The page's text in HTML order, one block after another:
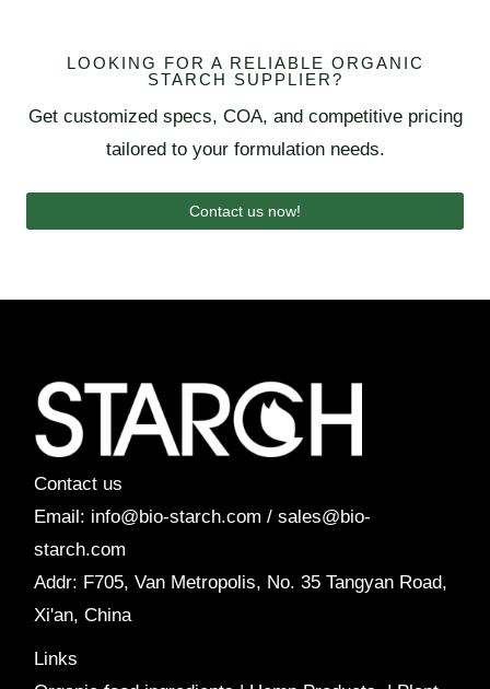
LOOKING FOR A RELIABLE ORGANIC
STARCH SUPPLIER?
Get customized specs, COA, and competitive pricing
tailored to your formulation needs.
Contact us now!
Contact us
Email: info@bio-starch.com / sales@bio-
starch.com
Addr: F705, Van Metropolis, No. 35 Tangyan Road,
Xi'an, China
Links